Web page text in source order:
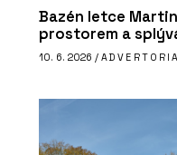
Bazén letce
prostorem a
10. 6. 2026 /